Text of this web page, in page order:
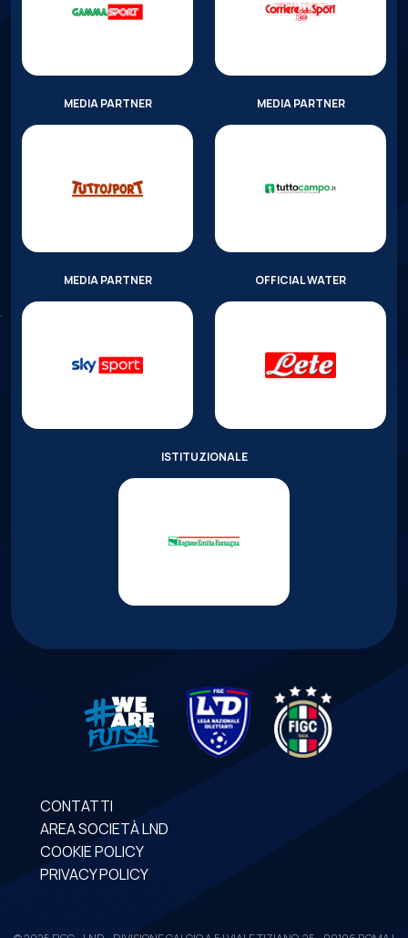
MEDIA PARTNER MEDIA PARTNER
MEDIA PARTNER OFFICIAL WATER
ISTITUZIONALE
CONTATTI
AREA SOCIETÀ LND
COOKIE POLICY
PRIVACY POLICY